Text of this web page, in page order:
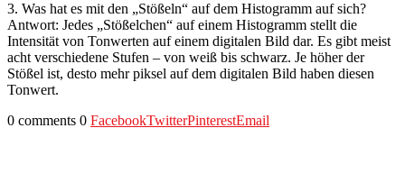
3. Was hat es mit den „Stößeln“ auf dem Histogramm auf sich?
Antwort: Jedes „Stößelchen“ auf einem Histogramm stellt die
Intensität von Tonwerten auf einem digitalen Bild dar. Es gibt meist
acht verschiedene Stufen – von weiß bis schwarz. Je höher der
Stößel ist, desto mehr piksel auf dem digitalen Bild haben diesen
Tonwert.
0 comments 0 FacebookTwitterPinterestEmail